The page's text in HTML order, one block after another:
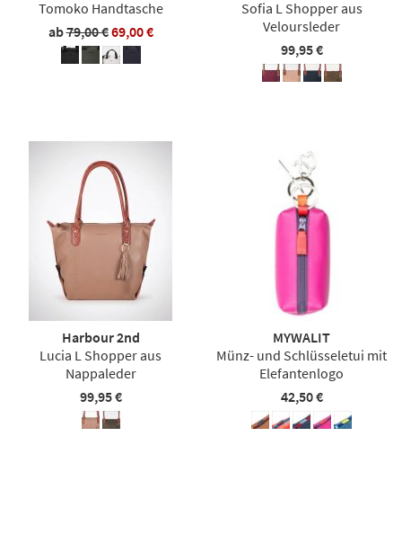
Tomoko Handtasche
ab79,00 €69,00 €
Sofia L Shopper aus
Veloursleder
99,95 €
Harbour 2nd
Lucia L Shopper aus
Nappaleder
99,95 €
MYWALIT
Münz- und Schlüsseletui mit
Elefantenlogo
42,50 €